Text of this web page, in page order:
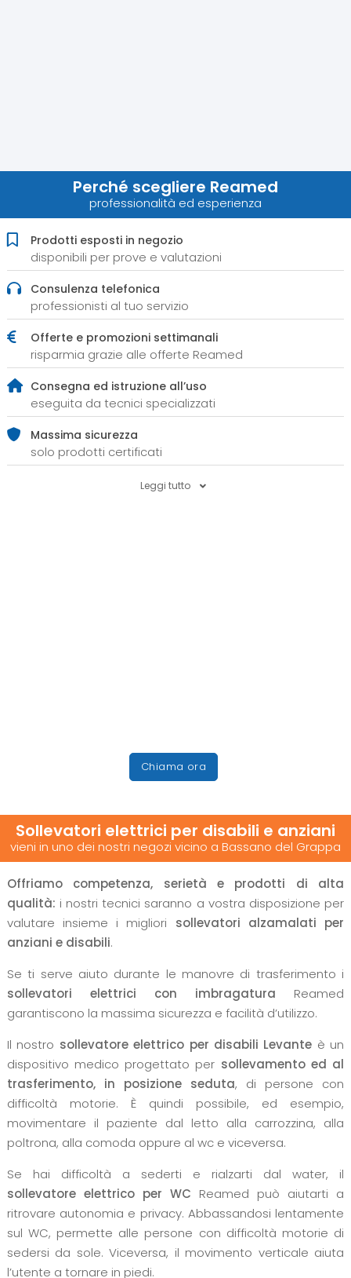
Perché scegliere Reamed
professionalità ed esperienza
Prodotti esposti in negozio
disponibili per prove e valutazioni
Consulenza telefonica
professionisti al tuo servizio
Offerte e promozioni settimanali
risparmia grazie alle offerte Reamed
Consegna ed istruzione all’uso
eseguita da tecnici specializzati
Massima sicurezza
solo prodotti certificati
Leggi tutto
Chiama ora
Sollevatori elettrici per disabili e anziani
vieni in uno dei nostri negozi vicino a Bassano del Grappa
Offriamo competenza, serietà e prodotti di alta
qualità: i nostri tecnici saranno a vostra disposizione per
valutare insieme i migliori sollevatori alzamalati per
anziani e disabili.
Se ti serve aiuto durante le manovre di trasferimento i
sollevatori elettrici con imbragatura Reamed
garantiscono la massima sicurezza e facilità d’utilizzo.
Il nostro sollevatore elettrico per disabili Levante è un
dispositivo medico progettato per sollevamento ed al
trasferimento, in posizione seduta, di persone con
difficoltà motorie. È quindi possibile, ed esempio,
movimentare il paziente dal letto alla carrozzina, alla
poltrona, alla comoda oppure al wc e viceversa.
Se hai difficoltà a sederti e rialzarti dal water, il
sollevatore elettrico per WC Reamed può aiutarti a
ritrovare autonomia e privacy. Abbassandosi lentamente
sul WC, permette alle persone con difficoltà motorie di
sedersi da sole. Viceversa, il movimento verticale aiuta
l’utente a tornare in piedi.